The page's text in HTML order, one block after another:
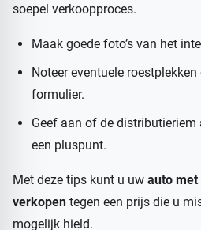
soepel verkoopproces.
Maak goede foto’s van het
Noteer eventuele
formulier.
Geef aan of de
een pluspunt.
Met deze tips kunt u uw auto
verkopen tegen een prijs die u
mogelijk hield.